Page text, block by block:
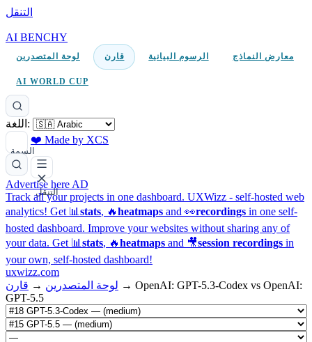
التنقل
AI BENCHY
لوحة المتصدرين قارن الرسوم البيانية معارض النماذج
AI WORLD CUP
اللغة:
السمة
❤️ Made by XCS
التنقل
Advertise here AD
Track all your projects in one dashboard. UXWizz - self-hosted web
analytics! Get 📊 stats, 🔥heatmaps and 👀recordings in one self-
hosted dashboard. Improve your websites without sharing any of
your data. Get 📊 stats, 🔥heatmaps and 🎥session recordings in
your own, self-hosted dashboard!
uxwizz.com
لوحة المتصدرين → قارن → OpenAI: GPT-5.3-Codex vs OpenAI:
GPT-5.5